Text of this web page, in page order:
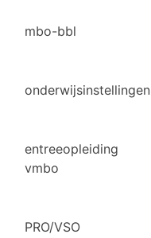
mbo-bbl
onderwijsinstellingen
entreeopleiding
vmbo
PRO/VSO